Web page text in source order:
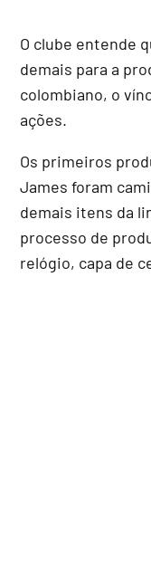
O clube entende
demais para a
colombiano, o
ações.
Os primeiros
James foram
demais itens da
processo de
relógio, capa de